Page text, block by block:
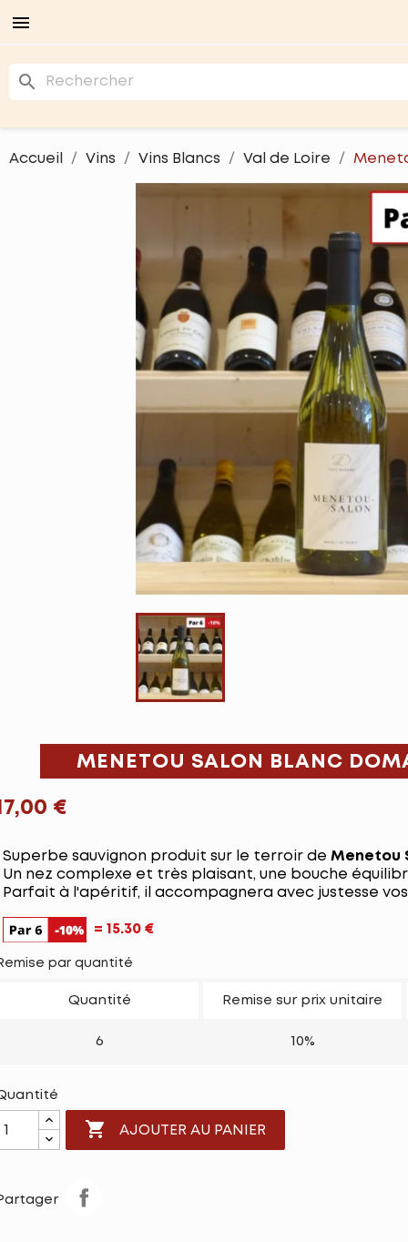

search
Accueil Vins Vins Blancs Val de Loire
MENETOU SALON BLANC
€
Superbe sauvignon produit sur le terroir de Menetou
Un nez complexe et très plaisant, une bouche
Parfait à l'apéritif, il accompagnera avec justesse
= 15.30 €
par quantité
Quantité Remise sur prix unitaire
6 10%
 AJOUTER AU PANIER